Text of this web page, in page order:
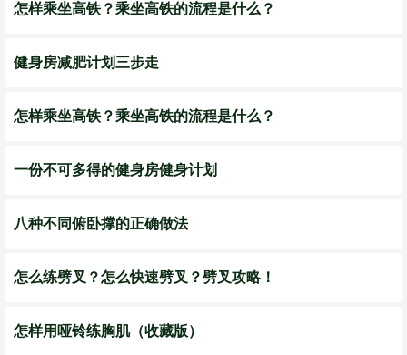
怎样乘坐高铁？乘坐高铁的流程是什么？
健身房减肥计划三步走
怎样乘坐高铁？乘坐高铁的流程是什么？
一份不可多得的健身房健身计划
八种不同俯卧撑的正确做法
怎么练劈叉？怎么快速劈叉？劈叉攻略！
怎样用哑铃练胸肌（收藏版）